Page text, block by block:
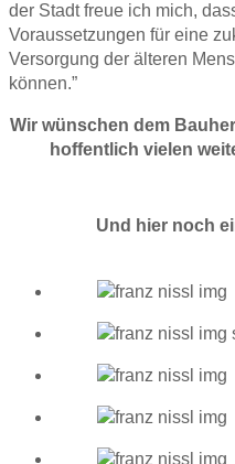
der Stadt freue ich mich,
Voraussetzungen für eine
Versorgung der älteren
können.”
Wir wünschen dem
hoffentlich vielen
Und hier noch